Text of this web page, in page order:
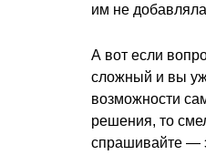
им не
А вот если
сложный и вы
возможности
решения, то
спрашивайте —